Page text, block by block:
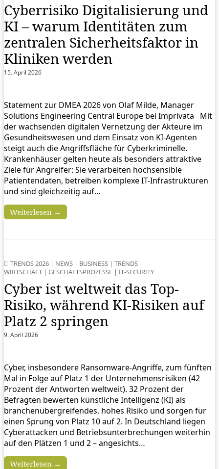
Cyberrisiko Digitalisierung und
KI – warum Identitäten zum
zentralen Sicherheitsfaktor in
Kliniken werden
15. April 2026
Statement zur DMEA 2026 von Olaf Milde, Manager
Solutions Engineering Central Europe bei Imprivata Mit
der wachsenden digitalen Vernetzung der Akteure im
Gesundheitswesen und dem Einsatz von KI-Agenten
steigt auch die Angriffsfläche für Cyberkriminelle.
Krankenhäuser gelten heute als besonders attraktive
Ziele für Angreifer: Sie verarbeiten hochsensible
Patientendaten, betreiben komplexe IT-Infrastrukturen
und sind gleichzeitig auf…
Weiterlesen →
TRENDS 2026 | NEWS | BUSINESS | TRENDS
WIRTSCHAFT | GESCHÄFTSPROZESSE | IT-SECURITY
Cyber ist weltweit das Top-
Risiko, während KI-Risiken auf
Platz 2 springen
9. April 2026
Cyber, insbesondere Ransomware-Angriffe, zum fünften
Mal in Folge auf Platz 1 der Unternehmensrisiken (42
Prozent der Antworten weltweit). 32 Prozent der
Befragten bewerten künstliche Intelligenz (KI) als
branchenübergreifendes, hohes Risiko und sorgen für
einen Sprung von Platz 10 auf 2. In Deutschland liegen
Cyberattacken und Betriebsunterbrechungen weiterhin
auf den Plätzen 1 und 2 – angesichts…
Weiterlesen →